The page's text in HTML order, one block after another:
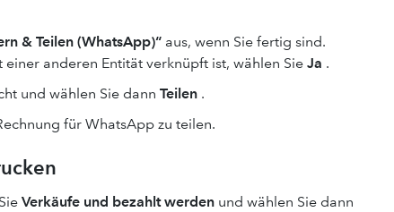
& Teilen (WhatsApp)“ aus, wenn Sie fertig sind.
einer anderen Entität verknüpft ist, wählen Sie Ja .
und wählen Sie dann Teilen .
für WhatsApp zu teilen.
Verkäufe und bezahlt werden und wählen Sie dann